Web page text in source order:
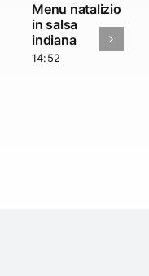
Menu natalizio
in salsa
indiana
14:52